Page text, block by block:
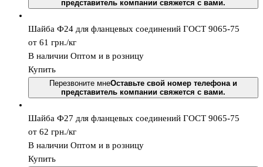
представитель компании свяжется с вами.
Шайба Ф24 для фланцевых соединений ГОСТ 9065-75
от 61 грн./кг
В наличии Оптом и в розницу
Купить
Перезвоните мнеОставьте свой номер телефона и
представитель компании свяжется с вами.
Шайба Ф27 для фланцевых соединений ГОСТ 9065-75
от 62 грн./кг
В наличии Оптом и в розницу
Купить